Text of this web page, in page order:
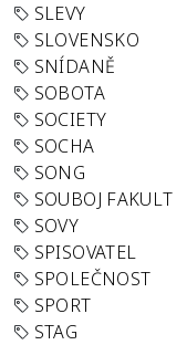
SLEVY
SLOVENSKO
SNÍDANĚ
SOBOTA
SOCIETY
SOCHA
SONG
SOUBOJ FAKULT
SOVY
SPISOVATEL
SPOLEČNOST
SPORT
STAG